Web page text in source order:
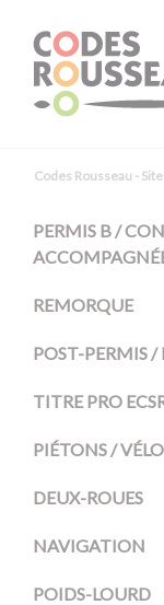
Codes Rousseau -
PERMIS B /
REMORQUE
POST-PERMIS
TITRE PRO
PIÉTONS /
DEUX-ROUES
NAVIGATION
POIDS-LOURD